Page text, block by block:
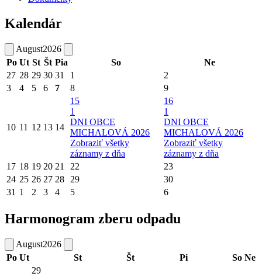
Kalendár
August2026
Po Ut St Št Pia So
Ne
27 28 29 30 31 1
2
3
4 5 6 7 8 9
10 11 12 13 14
15
1
DNI OBCE
MICHALOVÁ 2026
Zobraziť všetky
záznamy z dňa
16
1
DNI OBCE
MICHALOVÁ 2026
Zobraziť všetky
záznamy z dňa
17 18 19 20 21 22
23
24 25 26 27 28 29
30
31 1 2 3 4 5 6
Harmonogram zberu odpadu
August2026
Po Ut St Št Pi So Ne
29